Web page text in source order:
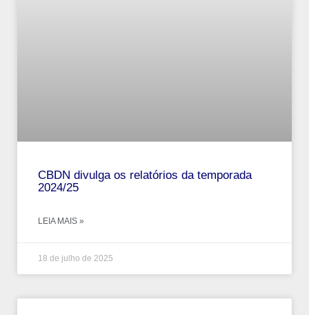
CBDN divulga os relatórios da temporada
2024/25
LEIA MAIS »
18 de julho de 2025